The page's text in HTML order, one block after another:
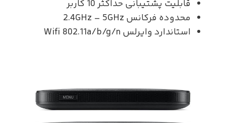
قابلیت پشتیبانی حداکثر 10 کاربر
محدوده فرکانس 2.4GHz – 5GHz
استاندارد وایرلس Wifi 802.11a/b/g/n